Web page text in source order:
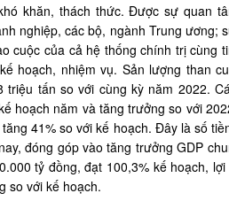
khăn, thách thức. Được sự quan
nghiệp, các bộ, ngành Trung ương;
cuộc của cả hệ thống chính trị cùng
hoạch, nhiệm vụ. Sản lượng than
tấn so với cùng kỳ năm 2022.
hoạch năm và tăng trưởng so với
41% so với kế hoạch. Đây là số
đóng góp vào tăng trưởng GDP
tỷ đồng, đạt 100,3% kế hoạch,
so với kế hoạch.